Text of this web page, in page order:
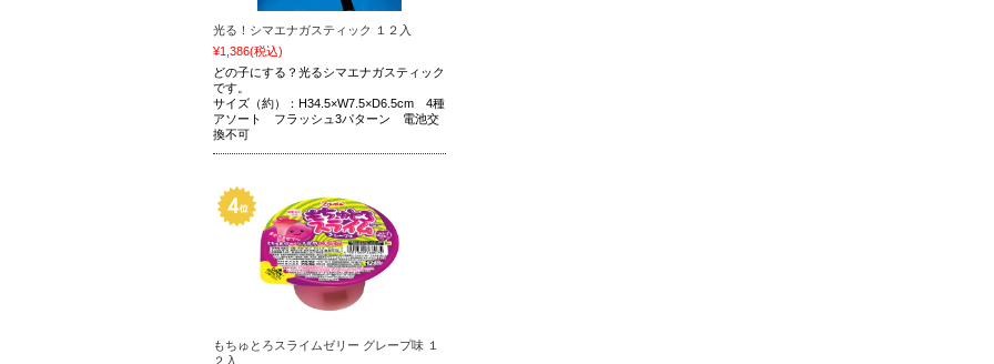
光る！シマエナガスティック １２入
¥1,386(税込)
どの子にする？光るシマエナガスティック
です。
サイズ（約）：H34.5×W7.5×D6.5cm 4種
アソート フラッシュ3パターン 電池交
換不可
もちゅとろスライムゼリー グレープ味 １
２入